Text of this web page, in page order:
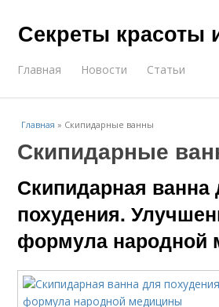
Секреты красоты
Главная Новости Статьи
Главная » Скипидарные ванны
Скипидарные
Скипидарная ванна
похудения.
формула народной